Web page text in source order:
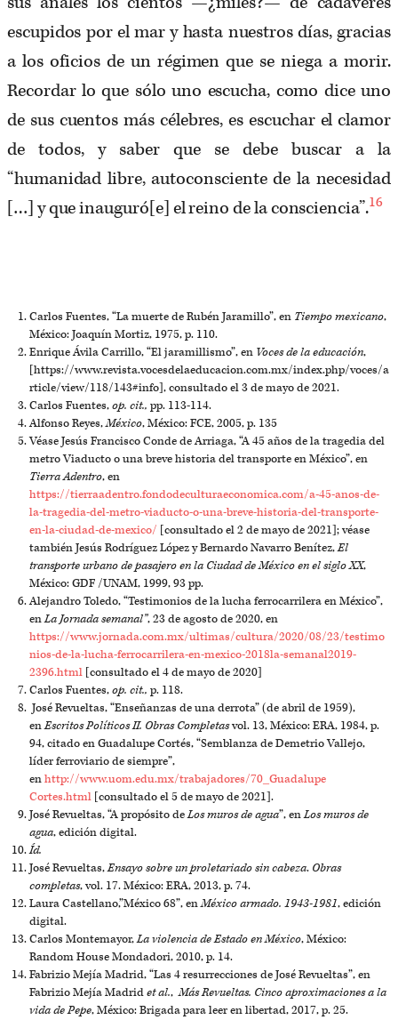
escupidos por el mar y hasta nuestros días, gracias
a los oficios de un régimen que se niega a morir.
Recordar lo que sólo uno escucha, como dice uno
de sus cuentos más célebres, es escuchar el clamor
de todos, y saber que se debe buscar a la
“humanidad libre, autoconsciente de la necesidad
[…] y que inauguró[e] el reino de la consciencia”.16
Carlos Fuentes, “La muerte de Rubén Jaramillo”, en Tiempo mexicano,
México: Joaquín Mortiz, 1975, p. 110.
Enrique Ávila Carrillo, “El jaramillismo”, en Voces de la educación,
[https://www.revista.vocesdelaeducacion.com.mx/index.php/voces/a
rticle/view/118/143#info], consultado el 3 de mayo de 2021.
Carlos Fuentes,op. cit., pp. 113-114.
Alfonso Reyes,México, México: FCE, 2005, p. 135
Véase Jesús Francisco Conde de Arriaga, “A 45 años de la tragedia del
metro Viaducto o una breve historia del transporte en México”, en
Tierra Adentro, en
https://tierraadentro.fondodeculturaeconomica.com/a-45-anos-de-
la-tragedia-del-metro-viaducto-o-una-breve-historia-del-transporte-
en-la-ciudad-de-mexico/ [consultado el 2 de mayo de 2021]; véase
también Jesús Rodríguez López y Bernardo Navarro Benítez,El
transporte urbano de pasajero en la Ciudad de México en el siglo XX,
México: GDF /UNAM, 1999, 93 pp.
Alejandro Toledo, “Testimonios de la lucha ferrocarrilera en México”,
enLa Jornada semanal”, 23 de agosto de 2020, en
https://www.jornada.com.mx/ultimas/cultura/2020/08/23/testimo
nios-de-la-lucha-ferrocarrilera-en-mexico-2018la-semanal2019-
2396.html [consultado el 4 de mayo de 2020]
Carlos Fuentes,op. cit., p. 118.
José Revueltas, “Enseñanzas de una derrota” (de abril de 1959),
enEscritos Políticos II. Obras Completasvol. 13, México: ERA, 1984, p.
94, citado en Guadalupe Cortés, “Semblanza de Demetrio Vallejo,
líder ferroviario de siempre”,
enhttp://www.uom.edu.mx/trabajadores/70_Guadalupe
Cortes.html [consultado el 5 de mayo de 2021].
José Revueltas, “A propósito deLos muros de agua”, enLos muros de
agua, edición digital.
Íd.
José Revueltas,Ensayo sobre un proletariado sin cabeza. Obras
completas, vol. 17. México: ERA, 2013, p. 74.
Laura Castellano,”México 68”, enMéxico armado. 1943-1981, edición
digital.
Carlos Montemayor,La violencia de Estado en México, México:
Random House Mondadori, 2010, p. 14.
Fabrizio Mejía Madrid, “Las 4 resurrecciones de José Revueltas”, en
Fabrizio Mejía Madridet al.,Más Revueltas. Cinco aproximaciones a la
vida de Pepe, México: Brigada para leer en libertad, 2017, p. 25.